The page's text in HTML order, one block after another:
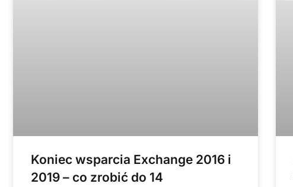
Koniec wsparcia Exchange 2016 i
2019 – co zrobić do 14